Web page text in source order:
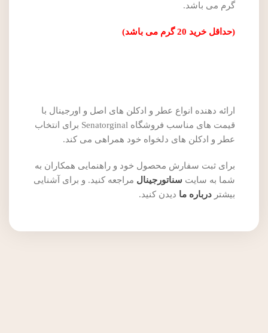
گرم می باشد.
(حداقل خرید 20 گرم می باشد)
ارائه دهنده انواع عطر و ادکلن های اصل و اورجینال با
قیمت های مناسب فروشگاه Senatorginal برای انتخاب
عطر و ادکلن های دلخواه خود همراهی می کند.
برای ثبت سفارش محصول خود و راهنمایی همکاران به
شما به سایت سناتورجینال مراجعه کنید. و برای آشنایی
بیشتر درباره ما دیدن کنید.